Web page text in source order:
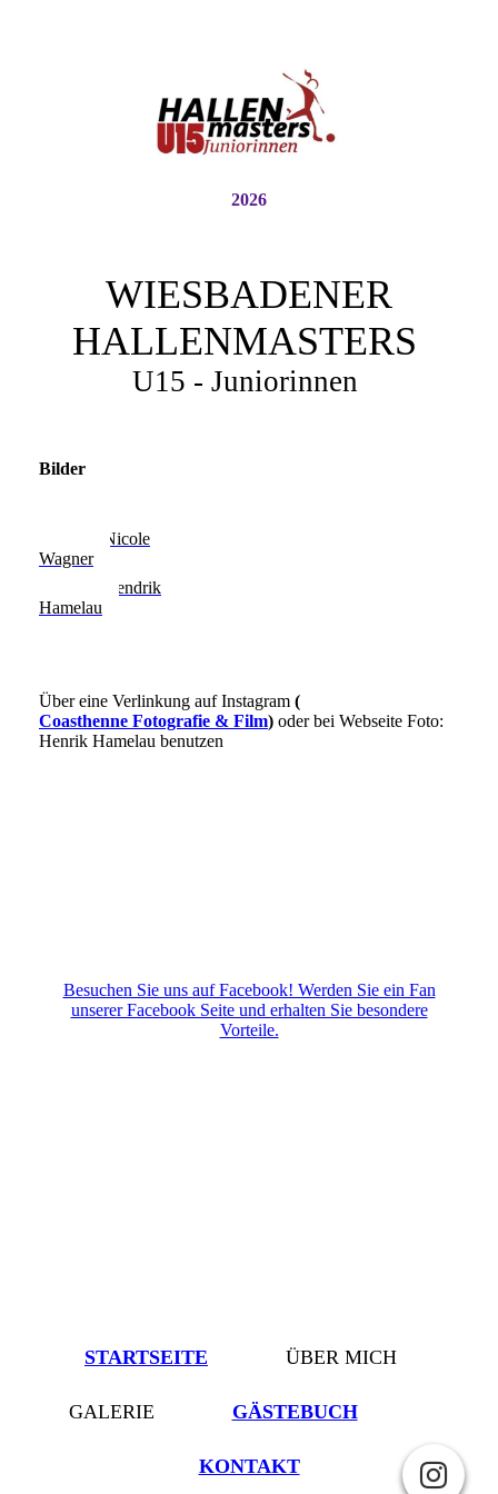
2026
WIESBADENER
HALLENMASTERS
U15 - Juniorinnen
Bilder
Bilder Nicole
Wagner
Bilder Hendrik
Hamelau
Über eine Verlinkung auf Instagram (
Coasthenne Fotografie & Film) oder bei Webseite Foto:
Henrik Hamelau benutzen
Besuchen Sie uns auf Facebook! Werden Sie ein Fan
unserer Facebook Seite und erhalten Sie besondere
Vorteile.
STARTSEITE ÜBER MICH
GALERIE GÄSTEBUCH
KONTAKT